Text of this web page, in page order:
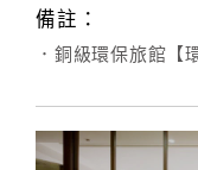
備註：
．銅級環保旅館【